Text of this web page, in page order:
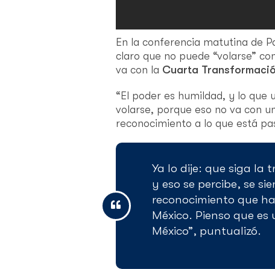
En la conferencia matutina de
claro que no puede “volarse”
va con la Cuarta
“El poder es humildad, y lo que
volarse, porque eso no va con
reconocimiento a lo que está
Ya lo dije: que siga la
y eso se percibe, se
reconocimiento que
México. Pienso que
México”, puntualizó.